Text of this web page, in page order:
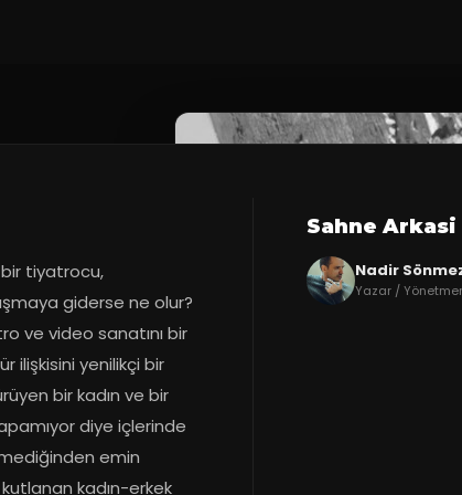
tiyatrocu,
giderse ne olur?
ve video sanatını bir
ilişkisini yenilikçi bir
bir kadın ve bir
diye içlerinde
emin
kadın-erkek
Sahne Arkasi
Nadir
Yazar /